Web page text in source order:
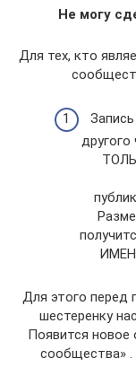
Не могу
Для тех, кто
Для этого перед
шестеренку
Появится новое
сообщества» .